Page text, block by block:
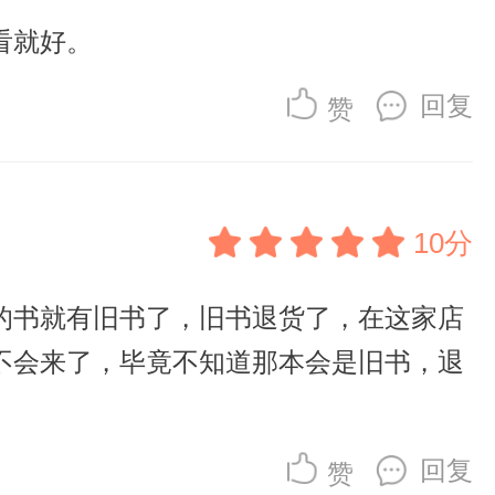
好。
回复
赞
10分
就有旧书了，旧书退货了，在这家店
来了，毕竟不知道那本会是旧书，退
回复
赞